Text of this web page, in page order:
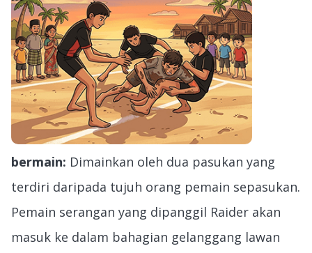
bermain: Dimainkan oleh dua pasukan yang
terdiri daripada tujuh orang pemain sepasukan.
Pemain serangan yang dipanggil Raider akan
masuk ke dalam bahagian gelanggang lawan